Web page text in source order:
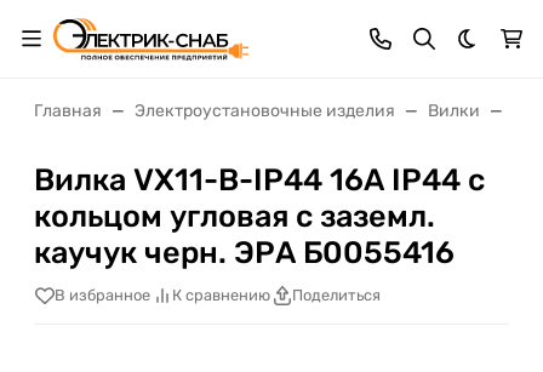
Темная
Главная Электроустановочные изделия Вилки
Вилка VX11-B-IP44 16А IP44 с
кольцом угловая с заземл.
каучук черн. ЭРА Б0055416
В избранное К сравнению Поделиться